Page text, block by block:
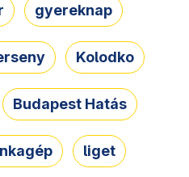
gyereknap
Kolodko
Budapest Hatás
liget